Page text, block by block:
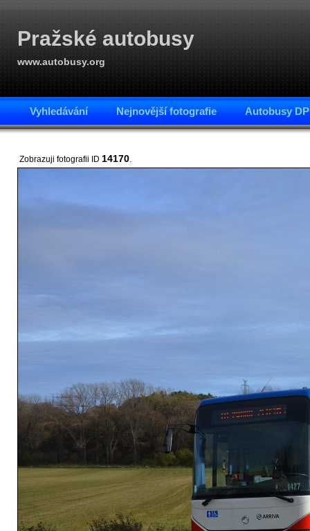
Pražské autobusy
www.autobusy.org
Vyhledávání Nejnovější fotografie Autobusy
Zobrazuji fotografii ID 14170.